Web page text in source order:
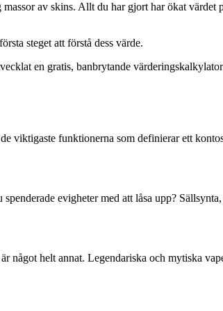
av skins. Allt du har gjort har ökat
steget att förstå dess värde.
en gratis, banbrytande
viktigaste funktionerna som definierar ett
evigheter med att låsa upp?
helt annat. Legendariska och mytiska